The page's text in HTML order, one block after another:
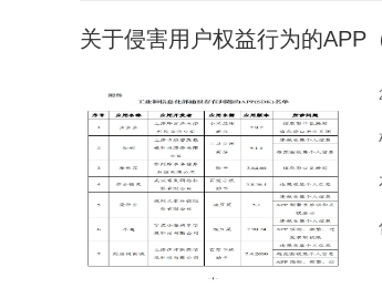
关于侵害用户权益行为的APP